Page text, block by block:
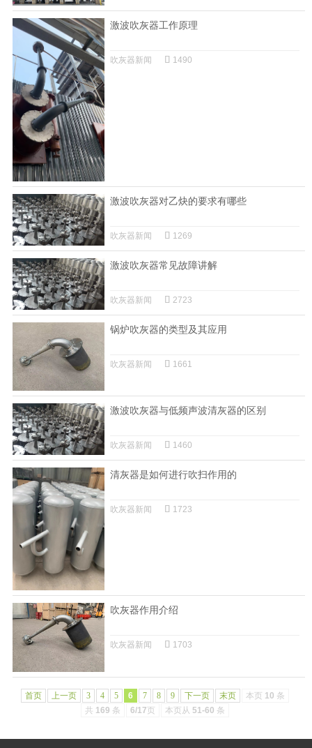
激波吹灰器工作原理
吹灰器新闻 1490
激波吹灰器对乙炔的要求有哪些
吹灰器新闻 1269
激波吹灰器常见故障讲解
吹灰器新闻 2723
锅炉吹灰器的类型及其应用
吹灰器新闻 1661
激波吹灰器与低频声波清灰器的区别
吹灰器新闻 1460
清灰器是如何进行吹扫作用的
吹灰器新闻 1723
吹灰器作用介绍
吹灰器新闻 1703
首页 上一页 3 4 5 6 7 8 9 下一页 末页 本页 10 条
共 169 条 6/17页 本页从 51-60 条